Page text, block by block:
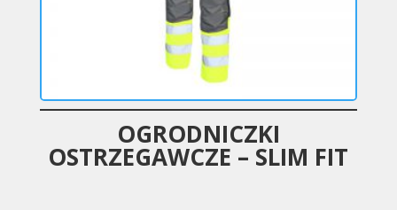
OGRODNICZKI
OSTRZEGAWCZE – SLIM FIT